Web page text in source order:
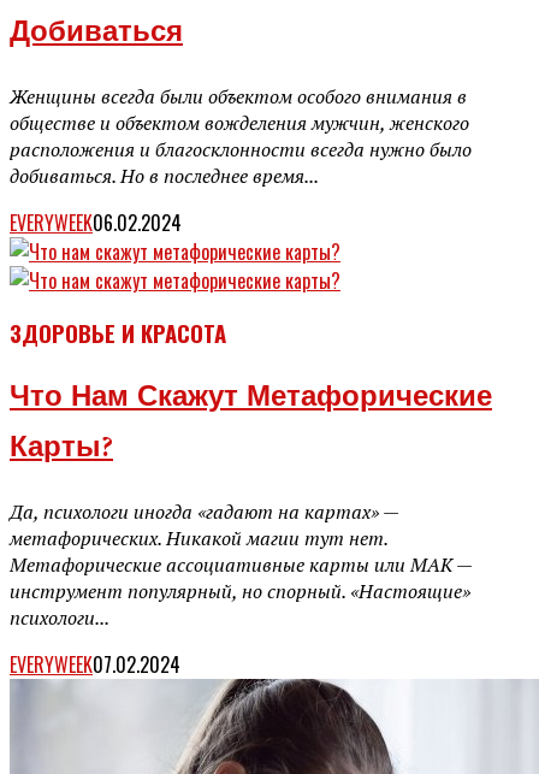
Добиваться
Женщины всегда были объектом особого внимания в
обществе и объектом вожделения мужчин, женского
расположения и благосклонности всегда нужно было
добиваться. Но в последнее время...
EVERYWEEK06.02.2024
ЗДОРОВЬЕ И КРАСОТА
Что Нам Скажут Метафорические
Карты?
Да, психологи иногда «гадают на картах» —
метафорических. Никакой магии тут нет.
Метафорические ассоциативные карты или МАК —
инструмент популярный, но спорный. «Настоящие»
психологи...
EVERYWEEK07.02.2024